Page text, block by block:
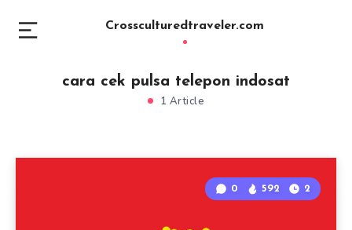
Crossculturedtraveler.com
cara cek pulsa telepon indosat
1 Article
0 592 2